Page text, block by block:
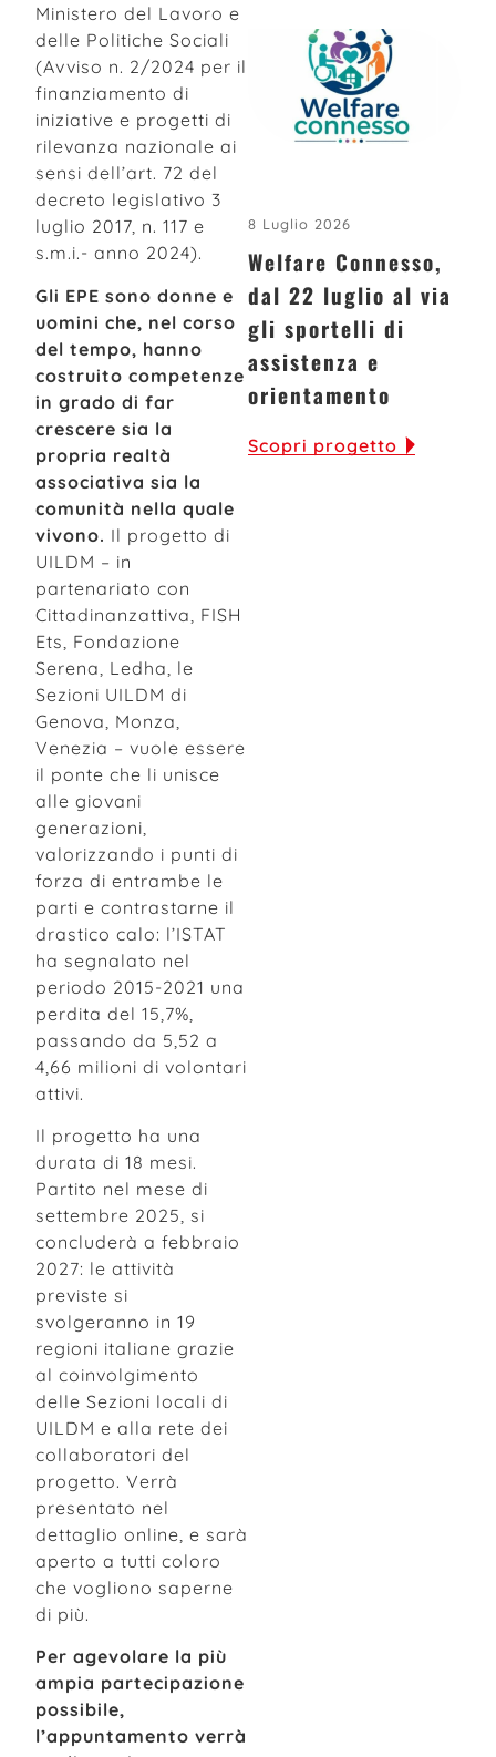
Ministero del Lavoro e
delle Politiche Sociali
(Avviso n. 2/2024 per il
finanziamento di
iniziative e progetti di
rilevanza nazionale ai
sensi dell’art. 72 del
decreto legislativo 3
luglio 2017, n. 117 e
s.m.i.- anno 2024).
Gli EPE sono donne e
uomini che, nel corso
del tempo, hanno
costruito competenze
in grado di far
crescere sia la
propria realtà
associativa sia la
comunità nella quale
vivono. Il progetto di
UILDM – in
partenariato con
Cittadinanzattiva, FISH
Ets, Fondazione
Serena, Ledha, le
Sezioni UILDM di
Genova, Monza,
Venezia – vuole essere
il ponte che li unisce
alle giovani
generazioni,
valorizzando i punti di
forza di entrambe le
parti e contrastarne il
drastico calo: l’ISTAT
ha segnalato nel
periodo 2015-2021 una
perdita del 15,7%,
passando da 5,52 a
4,66 milioni di volontari
attivi.
Il progetto ha una
durata di 18 mesi.
Partito nel mese di
settembre 2025, si
concluderà a febbraio
2027: le attività
previste si
svolgeranno in 19
regioni italiane grazie
al coinvolgimento
delle Sezioni locali di
UILDM e alla rete dei
collaboratori del
progetto. Verrà
presentato nel
dettaglio online, e sarà
aperto a tutti coloro
che vogliono saperne
di più.
Per agevolare la più
ampia partecipazione
possibile,
l’appuntamento verrà
8 Luglio 2026
Welfare Connesso,
dal 22 luglio al via
gli sportelli di
assistenza e
orientamento
Scopri progetto